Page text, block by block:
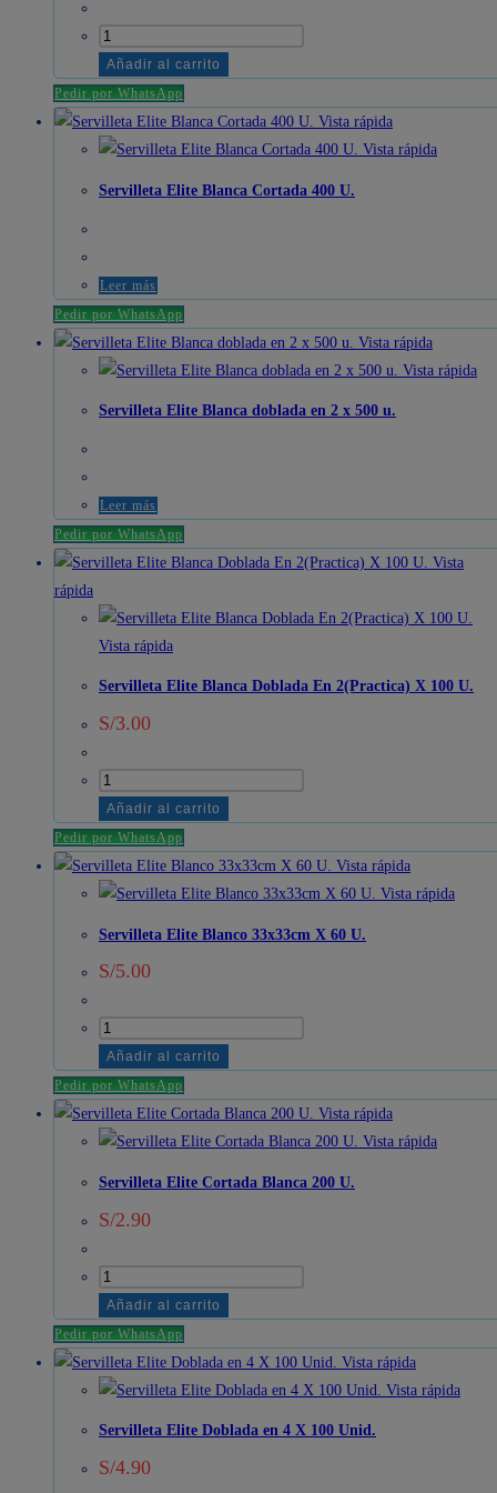
Servilleta
Elite
Blanca
Cortada
1000
cantidad
Añadir al carrito
Pedir por WhatsApp
Vista rápida
Vista rápida
Servilleta Elite Blanca Cortada 400 U.
Leer más
Pedir por WhatsApp
Vista rápida
Vista rápida
Servilleta Elite Blanca doblada en 2 x 500 u.
Leer más
Pedir por WhatsApp
Vista
rápida
Vista rápida
Servilleta Elite Blanca Doblada En 2(Practica) X 100 U.
S/3.00
Servilleta
Elite
Blanca
Doblada
En
X
100
cantidad
Añadir al carrito
Pedir por WhatsApp
Vista rápida
Vista rápida
Servilleta Elite Blanco 33x33cm X 60 U.
S/5.00
Servilleta
Elite
Blanco
33x33cm
X
U.
cantidad
Añadir al carrito
Pedir por WhatsApp
Vista rápida
Vista rápida
Servilleta Elite Cortada Blanca 200 U.
S/2.90
Servilleta
Elite
Cortada
Blanca
200
cantidad
Añadir al carrito
Pedir por WhatsApp
Vista rápida
Vista rápida
Servilleta Elite Doblada en 4 X 100 Unid.
S/4.90